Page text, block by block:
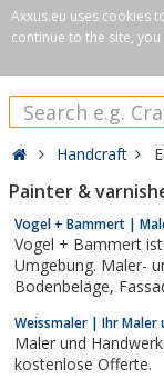
Axxus.eu uses cookies
continue to the site,
Handcraft
Painter &
Vogel + Bammert |
Vogel + Bammert
Umgebung. Maler- und
Weissmaler | Ihr Maler
Maler und
kostenlose Offerte.